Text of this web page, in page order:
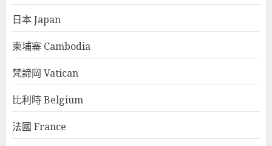
日本 Japan
柬埔寨 Cambodia
梵諦岡 Vatican
比利時 Belgium
法國 France